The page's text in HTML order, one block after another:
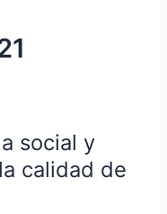
social y
calidad de